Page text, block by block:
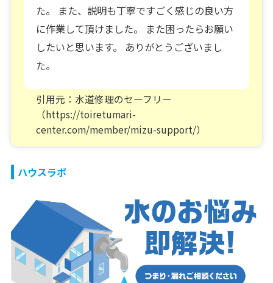
た。 また、説明も丁寧ですごく感じの良い方
に作業して頂けました。 また困ったらお願い
したいと思います。 ありがとうございまし
た。
引用元：水道修理のセーフリー
（https://toiretumari-
center.com/member/mizu-support/）
ハウスラボ